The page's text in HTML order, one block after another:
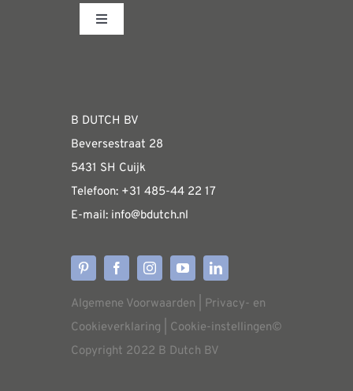
Toggle
WEBSHOP
Algemene informatie &
Verzendkosten
Levertijden
Aflevering
B DUTCH BV
Beversestraat 28
5431 SH Cuijk
Telefoon: +31 485-44 22 17
E-mail: info@bdutch.nl
Algemene Voorwaarden
Privacy- en
Cookieverklaring
Cookie-instellingen©
Copyright 2022 B Dutch BV